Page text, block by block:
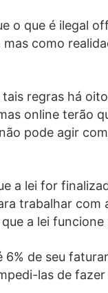
o que é ilegal
como
regras há
online terão
pode agir
a lei for
trabalhar com
a lei funcione
6% de seu
las de fazer